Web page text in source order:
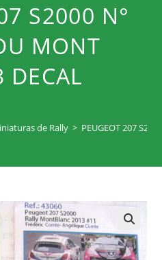
S2000 N°
MONT
DECAL
de Rally > PEUGEOT 207
🔍